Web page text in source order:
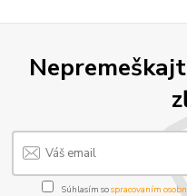
Súhlasím sospracovaním